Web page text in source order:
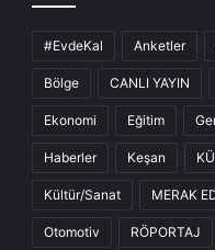
#EvdeKal Anketler
Bölge CANLI YAYIN
Ekonomi Eğitim
Haberler Keşan
Kültür/Sanat MERAK
Otomotiv RÖPORTAJ